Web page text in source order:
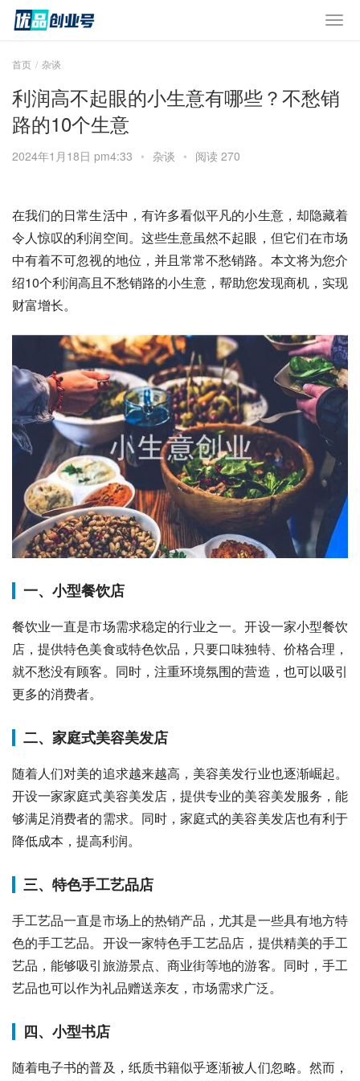
首页 杂谈
利润高不起眼的小生意有哪些？不愁销
路的10个生意
2024年1月18日 pm4:33 • 杂谈 • 阅读 270
在我们的日常生活中，有许多看似平凡的小生意，却隐藏着
令人惊叹的利润空间。这些生意虽然不起眼，但它们在市场
中有着不可忽视的地位，并且常常不愁销路。本文将为您介
绍10个利润高且不愁销路的小生意，帮助您发现商机，实现
财富增长。
一、小型餐饮店
餐饮业一直是市场需求稳定的行业之一。开设一家小型餐饮
店，提供特色美食或特色饮品，只要口味独特、价格合理，
就不愁没有顾客。同时，注重环境氛围的营造，也可以吸引
更多的消费者。
二、家庭式美容美发店
随着人们对美的追求越来越高，美容美发行业也逐渐崛起。
开设一家家庭式美容美发店，提供专业的美容美发服务，能
够满足消费者的需求。同时，家庭式的美容美发店也有利于
降低成本，提高利润。
三、特色手工艺品店
手工艺品一直是市场上的热销产品，尤其是一些具有地方特
色的手工艺品。开设一家特色手工艺品店，提供精美的手工
艺品，能够吸引旅游景点、商业街等地的游客。同时，手工
艺品也可以作为礼品赠送亲友，市场需求广泛。
四、小型书店
随着电子书的普及，纸质书籍似乎逐渐被人们忽略。然而，